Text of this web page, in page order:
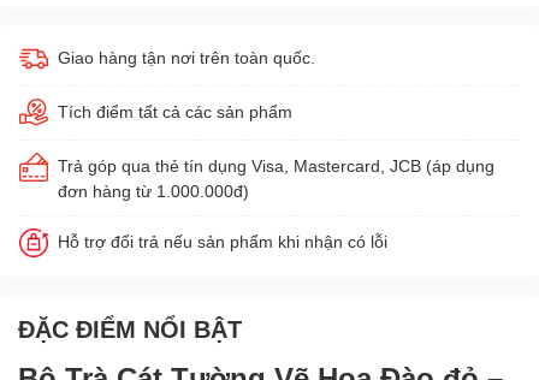
Giao hàng tận nơi trên toàn quốc.
Tích điểm tất cả các sản phẩm
Trả góp qua thẻ tín dụng Visa, Mastercard, JCB (áp dụng
đơn hàng từ 1.000.000đ)
Hỗ trợ đổi trả nếu sản phẩm khi nhận có lỗi
ĐẶC ĐIỂM NỔI BẬT